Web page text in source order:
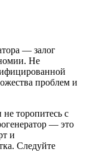
— залог
Не
проблем и
торопитесь с
— это
и
Следуйте